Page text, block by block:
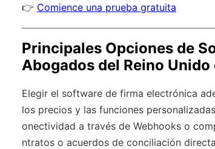
👉 Comience una prueba gratuita
Principales Opciones de
Abogados del Reino
Elegir el software de firma electrónica
los precios y las funciones
onectividad a través de Webhooks o
ntratos o acuerdos de conciliación